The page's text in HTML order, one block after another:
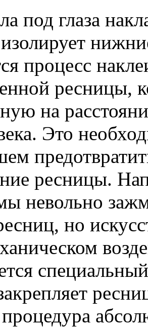
под глаза
процесс
ресницы,
на
Это
ресницы.
невольно
но